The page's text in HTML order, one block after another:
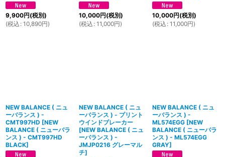
9,900円(税別)
(税込 : 10,890円)
10,000円(税別)
(税込 : 11,000円)
10,000円(税別)
(税込 : 11,000円)
NEW BALANCE ( ニュ
ーバランス ) -
CMT997HD [NEW
BALANCE ( ニューバラ
ンス ) - CMT997HD
BLACK]
NEW BALANCE ( ニュ
ーバランス ) - プリント
ウインドブレーカー
[NEW BALANCE ( ニュ
ーバランス ) -
JMJP0216 グレーマル
チ]
NEW BALANCE ( ニュ
ーバランス ) -
ML574EGG [NEW
BALANCE ( ニューバラ
ンス ) - ML574EGG
GRAY]